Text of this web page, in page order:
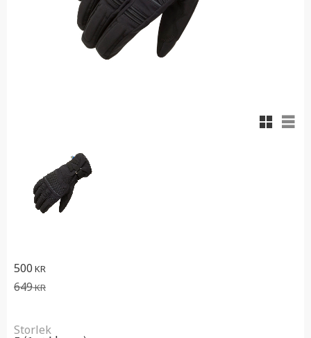
Nedsatt pris:
500 KR
Ordinarie pris:
649KR
Storlek